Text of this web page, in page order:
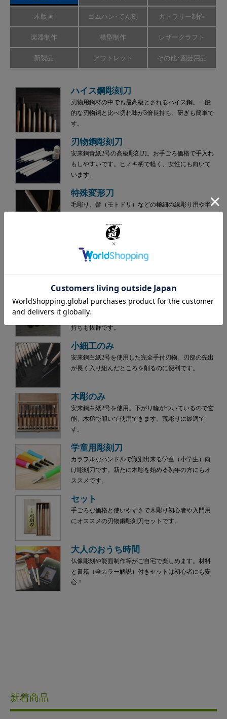
木版画 ゴムハン･てん刻 カトラリー制作
楽器制作 模型制作 レザークラフト
新製品 アウトレット その他･園芸用品
ハイス鋼彫刻刀
刃物用鋼材の中でも最高級とされるハイス鋼。一般
的な刃物鋼と比べ切れ味が3倍長持ち。研ぎも簡単で
す。
刃物鋼彫刻刀
安来鋼青紙2号の高級彫刻刀。お手ごろ価格で手入れ
もしやすいです。ヒノキ柄で軽く、女性にも向いて
います。
特殊変形刀
毛彫り、髻（モトドリ）などの極細の線彫り用や半
彫刻刀です。
ハイス小道具のみ
プロ木彫家待望の一品。先出しが長く丈夫な刃先が
ウッディチゼル
ハンドクラフトギター、ヴァイオリンなど楽器制作
や木工作業に便利なのみです。硬い木にも強く、刃
持ちも抜群です。
小細工のみ
安来鋼白紙2号を使用した完全手付刃物。刃部の先出
が長く入り組んだところを削るのに便利です。
木彫のみ
安来鋼白紙2号を使用。下がり輪がついているので玄
能、木槌で叩いて使用できます。荒彫りに最適で
す。
学童用彫刻刀
カラフルなハンドルで識別出来る学童（小学生）向
け彫刻刀です。新たに木彫を始める熟年の方にもオ
ススメです。
セット
手ごろな価格と使いやすさで木彫り初心者や入門用
にオススメの刃物鋼彫刻刀セットです。
大人のおうち時間
仏像彫刻や能面制作等がご自宅で楽しめます。材料
と書籍（全カラー解説）付きセットは初心者にも安
心！
新着商品